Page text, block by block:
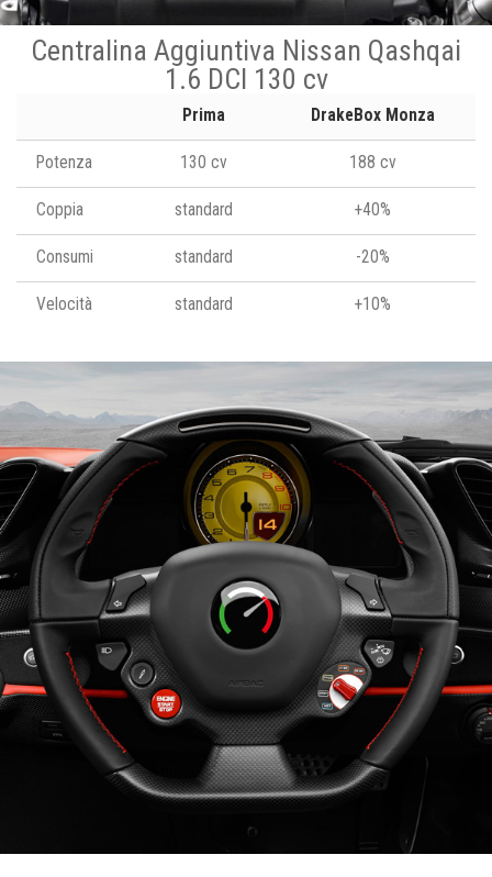
Centralina Aggiuntiva Nissan Qashqai
1.6 DCI 130 cv
Prima DrakeBox Monza
Potenza 130 cv 188 cv
Coppia standard +40%
Consumi standard -20%
Velocità standard +10%